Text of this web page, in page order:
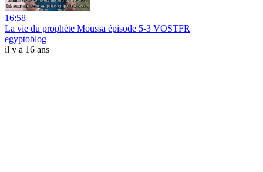
16:58
La vie du prophète Moussa épisode 5-3 VOSTFR
egyptoblog
il y a 16 ans